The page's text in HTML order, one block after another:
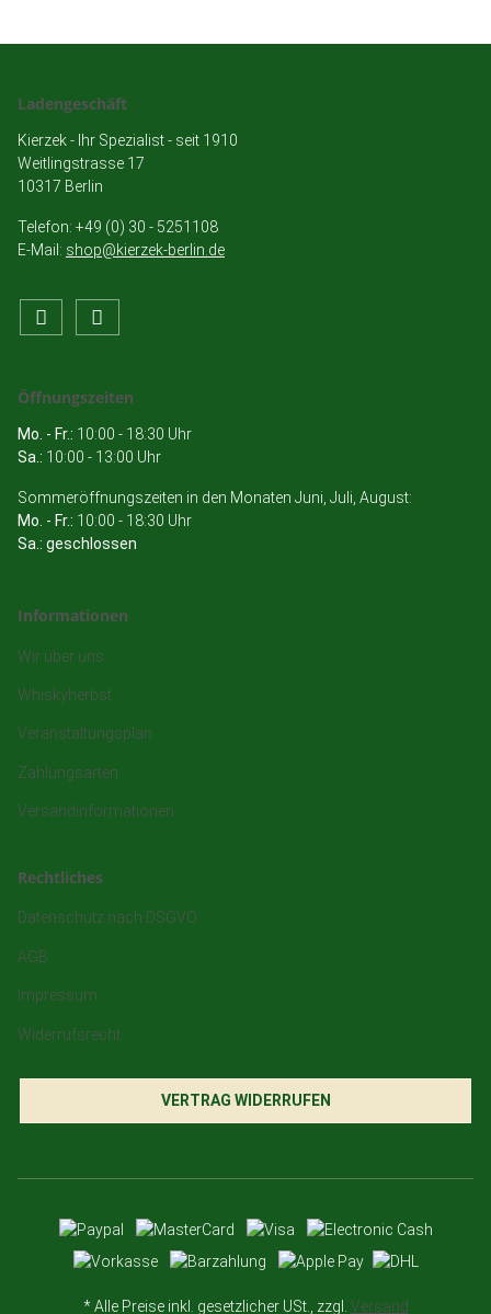
Ladengeschäft
Kierzek - Ihr Spezialist - seit 1910
Weitlingstrasse 17
10317 Berlin
Telefon: +49 (0) 30 - 5251108
E-Mail: shop@kierzek-berlin.de
Öffnungszeiten
Mo. - Fr.: 10:00 - 18:30 Uhr
Sa.: 10:00 - 13:00 Uhr
Sommeröffnungszeiten in den Monaten Juni, Juli, August:
Mo. - Fr.: 10:00 - 18:30 Uhr
Sa.: geschlossen
Informationen
Wir über uns
Whiskyherbst
Veranstaltungsplan
Zahlungsarten
Versandinformationen
Rechtliches
Datenschutz nach DSGVO
AGB
Impressum
Widerrufsrecht
VERTRAG WIDERRUFEN
* Alle Preise inkl. gesetzlicher USt., zzgl. Versand